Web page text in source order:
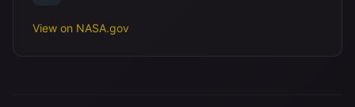
View on NASA.gov